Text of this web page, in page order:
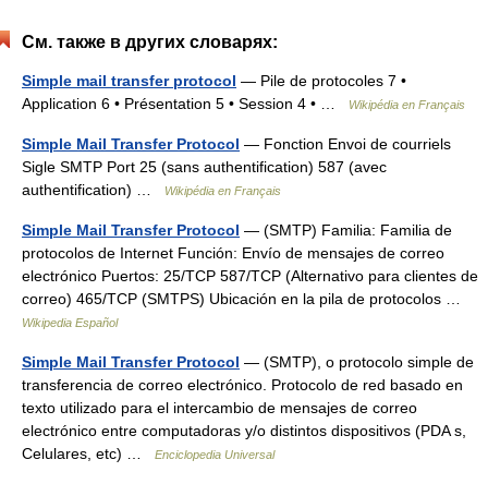
См. также в других словарях:
Simple mail transfer protocol — Pile de protocoles 7 •
Application 6 • Présentation 5 • Session 4 • …
Wikipédia en Français
Simple Mail Transfer Protocol — Fonction Envoi de courriels
Sigle SMTP Port 25 (sans authentification) 587 (avec
authentification) …
Wikipédia en Français
Simple Mail Transfer Protocol — (SMTP) Familia: Familia de
protocolos de Internet Función: Envío de mensajes de correo
electrónico Puertos: 25/TCP 587/TCP (Alternativo para clientes de
correo) 465/TCP (SMTPS) Ubicación en la pila de protocolos …
Wikipedia Español
Simple Mail Transfer Protocol — (SMTP), o protocolo simple de
transferencia de correo electrónico. Protocolo de red basado en
texto utilizado para el intercambio de mensajes de correo
electrónico entre computadoras y/o distintos dispositivos (PDA s,
Celulares, etc) …
Enciclopedia Universal